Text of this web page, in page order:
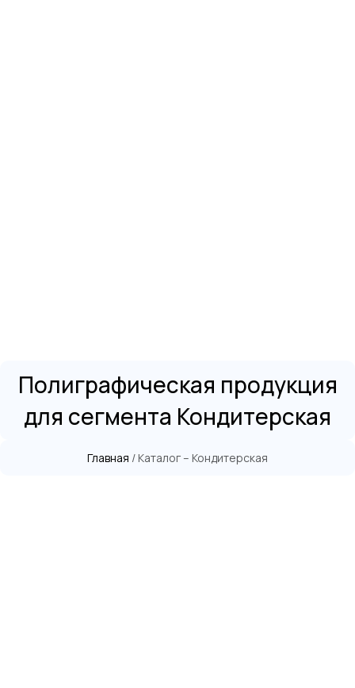
Полиграфическая продукция
для сегмента Кондитерская
Главная / Каталог – Кондитерская